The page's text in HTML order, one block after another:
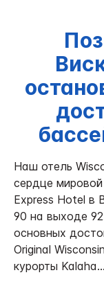
Наш отель
сердце
Express Hotel в
90 на выходе
основных
Original
курорты Kalaha...